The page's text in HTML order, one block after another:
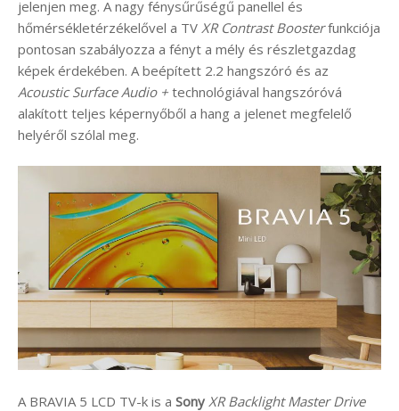
jelenjen meg. A nagy fénysűrűségű panellel és
hőmérsékletérzékelővel a TV XR Contrast Boosterfunkciója
pontosan szabályozza a fényt a mély és részletgazdag
képek érdekében. A beépített 2.2 hangszóró és az
Acoustic Surface Audio + technológiával hangszóróvá
alakított teljes képernyőből a hang a jelenet megfelelő
helyéről szólal meg.
A BRAVIA 5 LCD TV-k is a Sony XR Backlight Master Drive